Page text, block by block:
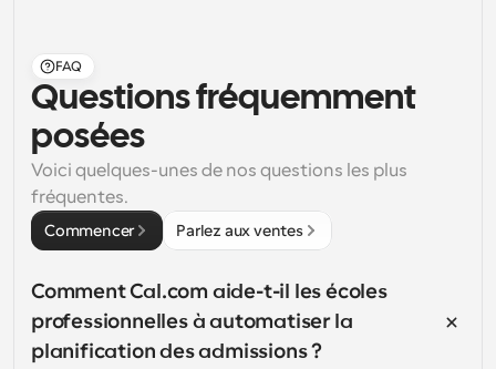
FAQ
Questions fréquemment
posées
Voici quelques-unes de nos questions les plus
fréquentes.
Commencer Parlez aux ventes
Comment Cal.com aide-t-il les écoles
professionnelles à automatiser la
planification des admissions ?